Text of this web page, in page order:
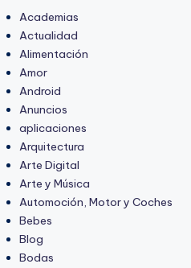
Academias
Actualidad
Alimentación
Amor
Android
Anuncios
aplicaciones
Arquitectura
Arte Digital
Arte y Música
Automoción, Motor y Coches
Bebes
Blog
Bodas